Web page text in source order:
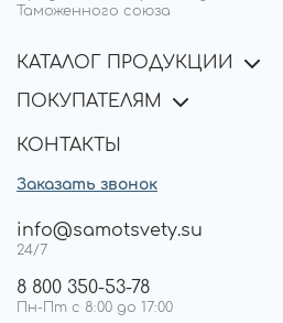
Таможенного союза
КАТАЛОГ ПРОДУКЦИИ
ПОКУПАТЕЛЯМ
КОНТАКТЫ
Заказать звонок
info@samotsvety.su
24/7
8 800 350-53-78
Пн-Пт с 8:00 до 17:00